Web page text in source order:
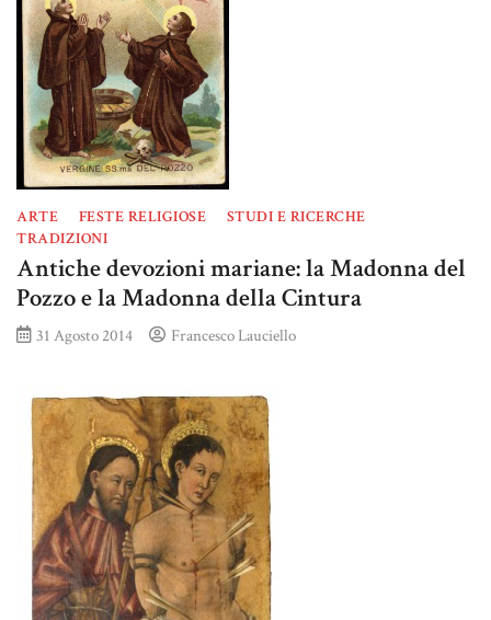
ARTE FESTE RELIGIOSE
STUDI E RICERCHE
TRADIZIONI
Antiche devozioni mariane: la Madonna del
Pozzo e la Madonna della Cintura
31 Agosto 2014 Francesco Lauciello